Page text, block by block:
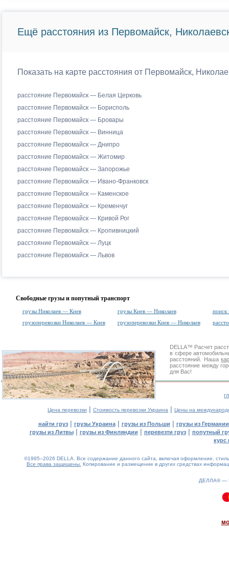
Ещё расстояния из Первомайск,
Показать на карте расстояния от Первомайск,
расстояние Первомайск — Белая Церковь
расстояние Первомайск — Борисполь
расстояние Первомайск — Бровары
расстояние Первомайск — Винница
расстояние Первомайск — Днипро
расстояние Первомайск — Житомир
расстояние Первомайск — Запорожье
расстояние Первомайск — Ивано-Франковск
расстояние Первомайск — Каменское
расстояние Первомайск — Кременчуг
расстояние Первомайск — Кривой Рог
расстояние Первомайск — Кропивницкий
расстояние Первомайск — Луцк
расстояние Первомайск — Львов
Свободные грузы и попутный транспорт
грузы Николаев — Киев грузы Киев — Николаев
поиск
грузоперевозки Николаев — Киев
грузоперевозки Киев — Николаев
DELLA™ Расчет
в сфере
расстояний. Наша
расстояние между
для Вас!
Цена перевозки | Стоимость перевозки Украина | Цены на
найти груз| грузы Украина| грузы из Польши | грузы из Германии
грузы из Литвы| грузы из Финляндии | перевезти груз| попутный
курс
©1995–2026 DELLA. Все содержание данного сайта, включая оформление,
Все права защищены. Копирование и размещение в других средствах
ДЕЛЛА® —